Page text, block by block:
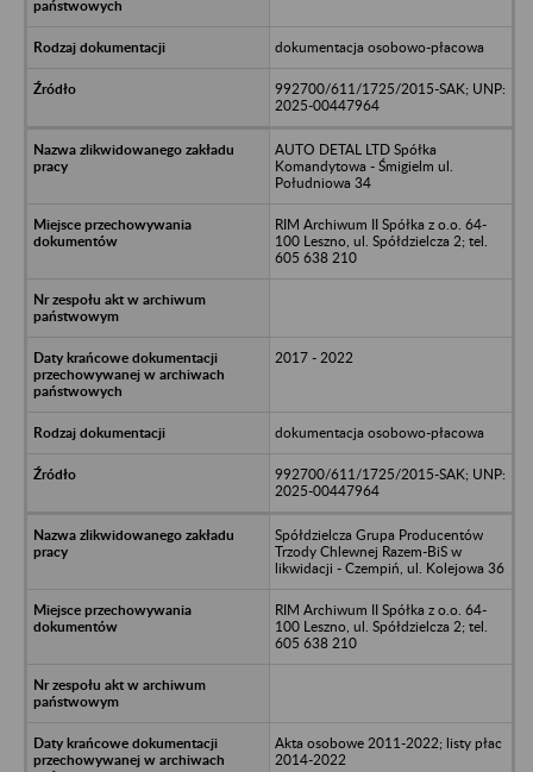
dokumentacja osobowo-płacowa
992700/611/1725/2015-SAK; UNP:
2025-00447964
AUTO DETAL LTD Spółka
Komandytowa - Śmigielm ul.
Południowa 34
RIM Archiwum II Spółka z o.o. 64-
100 Leszno, ul. Spółdzielcza 2; tel.
605 638 210
2017 - 2022
dokumentacja osobowo-płacowa
992700/611/1725/2015-SAK; UNP:
2025-00447964
Spółdzielcza Grupa Producentów
Trzody Chlewnej Razem-BiS w
likwidacji - Czempiń, ul. Kolejowa 36
RIM Archiwum II Spółka z o.o. 64-
100 Leszno, ul. Spółdzielcza 2; tel.
605 638 210
Akta osobowe 2011-2022; listy płac
2014-2022